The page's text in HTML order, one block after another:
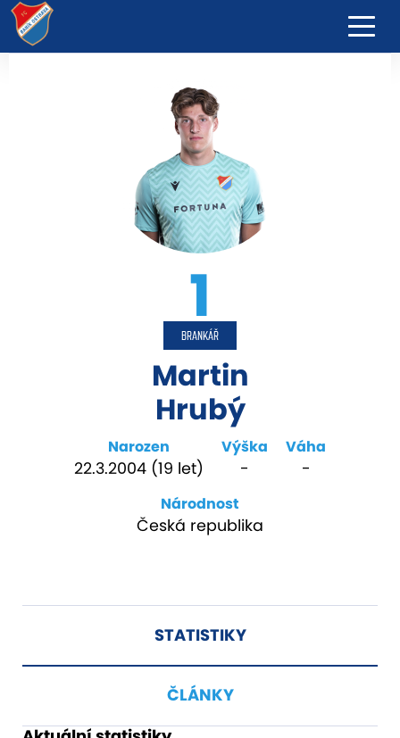
1
BRANKÁŘ
Martin
Hrubý
Narozen
22.3.2004 (19 let)
Výška
-
Váha
-
Národnost
Česká republika
STATISTIKY
ČLÁNKY